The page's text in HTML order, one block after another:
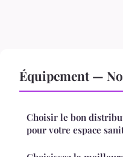
Équipement —
Choisir le bon
pour votre espace